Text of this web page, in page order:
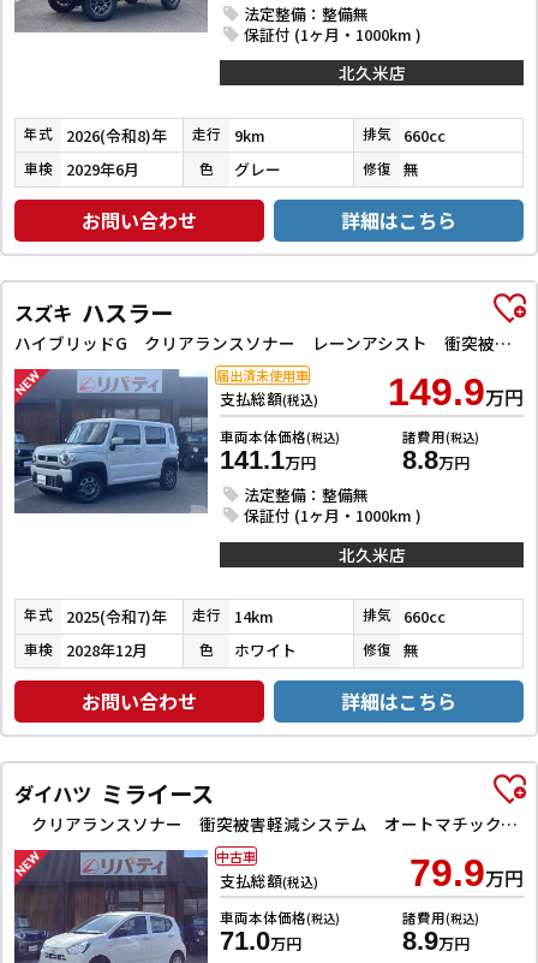
法定整備：整備無
保証付 (1ヶ月・1000km )
北久米店
年式 2026(令和8)年 走行 9km 排気 660cc
車検 2029年6月 色 グレー 修復 無
お問い合わせ 詳細はこちら
スズキ ハスラー
ハイブリッドG クリアランスソナー レーンアシスト 衝突被害軽減システム オートライト スマートキー アイドリングストップ 電動格納ミラー シートヒーター CVT ESC エアコン パワーウィンドウ
支払総額(税込) 149.9万円
車両本体価格(税込)
141.1万円
諸費用(税込)
8.8万円
法定整備：整備無
保証付 (1ヶ月・1000km )
届出済未使用車
北久米店
年式 2025(令和7)年 走行 14km 排気 660cc
車検 2028年12月 色 ホワイト 修復 無
お問い合わせ 詳細はこちら
ダイハツ ミライース
クリアランスソナー 衝突被害軽減システム オートマチックハイビーム オートライト アイドリングストップ CVT ESC CD ミュージックプレイヤー接続可 エアコン パワーステアリング
支払総額(税込) 79.9万円
車両本体価格(税込)
71.0万円
諸費用(税込)
8.9万円
中古車